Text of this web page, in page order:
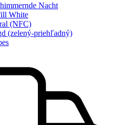
Nacht
White
(NFC)
(zelený-priehľadný)